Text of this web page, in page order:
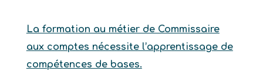
La formation au métier de Commissaire
aux comptes nécessite l’apprentissage de
compétences de bases.